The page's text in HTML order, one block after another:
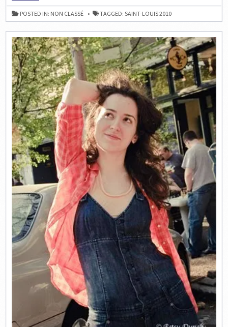
US
DES
ÉCHECS
:
KAMSKY
?
POSTED IN: NON CLASSÉ TAGGED:SAINT-LOUIS 2010